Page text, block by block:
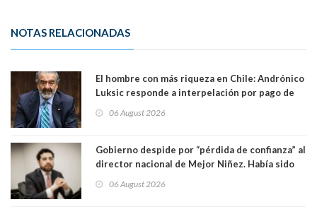
NOTAS RELACIONADAS
El hombre con más riqueza en Chile: Andrónico
Luksic responde a interpelación por pago de
día que me muera”
06 August 2026
Gobierno despide por “pérdida de confianza” al
director nacional de Mejor Niñez. Había sido
06 August 2026